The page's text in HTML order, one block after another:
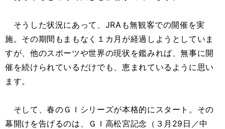
そうした状況にあって、JRAも無観客での開催を実
施。その期間もまもなく１カ月が経過しようとしていま
すが、他のスポーツや世界の現状を鑑みれば、無事に開
催を続けられているだけでも、恵まれているように思い
ます。
そして、春のＧＩシリーズが本格的にスタート。その
幕開けを告げるのは、ＧＩ高松宮記念（３月29日／中